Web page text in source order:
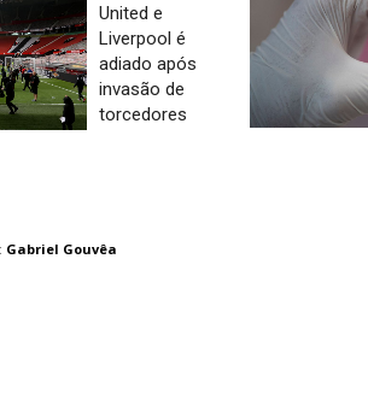
United e
Liverpool é
adiado após
invasão de
torcedores
Gabriel Gouvêa